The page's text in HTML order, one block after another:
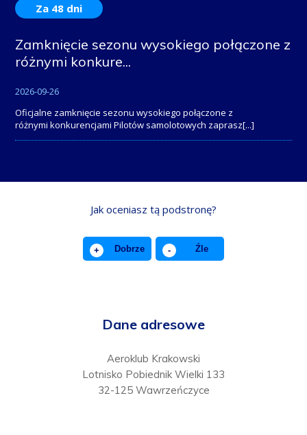
Za 48 dni
Zamknięcie sezonu wysokiego połączone z
różnymi konkure...
2026-09-26
Oficjalne zamknięcie sezonu wysokiego połączone z
różnymi konkurencjami Pilotów samolotowych zaprasz[...]
Jak oceniasz tą podstronę?
+ Dobrze - Źle
Dane adresowe
Aeroklub Krakowski
Lotnisko Pobiednik Wielki 133
32-125 Wawrzeńczyce